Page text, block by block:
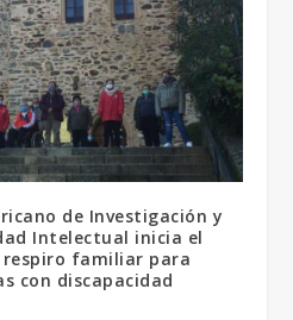
de Investigación y
Intelectual inicia el
respiro familiar para
con discapacidad